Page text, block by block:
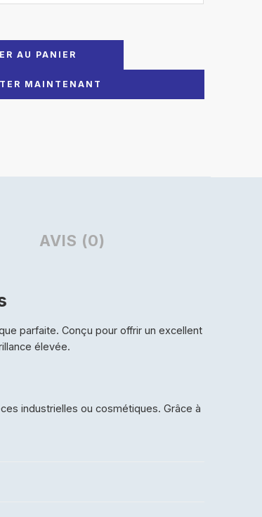
AU PANIER
MAINTENANT
AVIS (0)
parfaite. Conçu pour offrir un excellent
élevée.
industrielles ou cosmétiques. Grâce à